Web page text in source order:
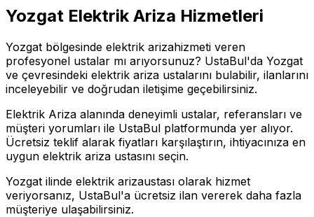
Yozgat Elektrik Ariza Hizmetleri
Yozgat bölgesinde elektrik arizahizmeti veren
profesyonel ustalar mı arıyorsunuz? UstaBul'da Yozgat
ve çevresindeki elektrik ariza ustalarını bulabilir, ilanlarını
inceleyebilir ve doğrudan iletişime geçebilirsiniz.
Elektrik Ariza alanında deneyimli ustalar, referansları ve
müşteri yorumları ile UstaBul platformunda yer alıyor.
Ücretsiz teklif alarak fiyatları karşılaştırın, ihtiyacınıza en
uygun elektrik ariza ustasını seçin.
Yozgat ilinde elektrik arizaustası olarak hizmet
veriyorsanız, UstaBul'a ücretsiz ilan vererek daha fazla
müşteriye ulaşabilirsiniz.